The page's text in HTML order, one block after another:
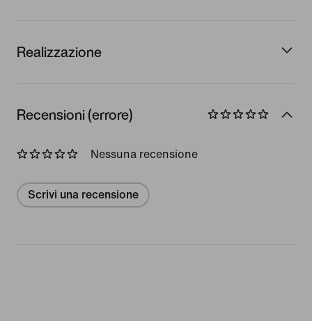
Realizzazione
Recensioni (errore)
Nessuna recensione
Scrivi una recensione